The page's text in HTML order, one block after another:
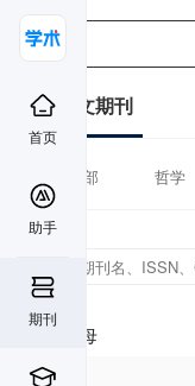
首页
助手
期刊
中文期刊
全部 哲学
首字母
B